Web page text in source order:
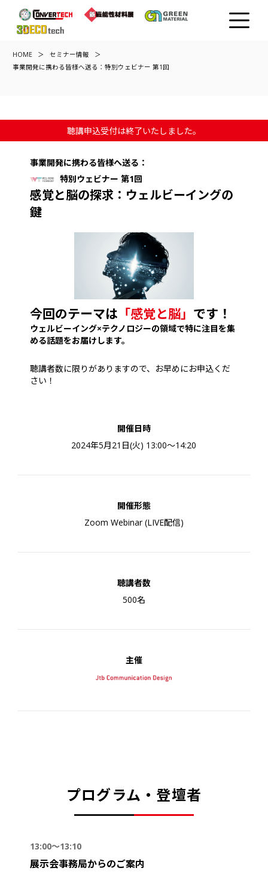
HOME
セミナー情報
事業開発に携わる皆様へ送る：特別ウェビナー 第1回
聴講申込受付は終了いたしました。
事業開発に携わる皆様へ送る：
特別ウェビナー 第1回
感覚と脳の探求：ウェルビーイングの
鍵
今回のテーマは 「感覚と脳」 です！
ウェルビーイング×テクノロジーの領域で特に注目を集
める話題をお届けします。
聴講者数に限りがありますので、お早めにお申込くだ
さい！
開催日時
2024年5月21日(火) 13:00～14:20
開催形態
Zoom Webinar (LIVE配信)
聴講者数
500名
主催
プログラム・登壇者
13:00～13:10
展示会事務局からのご案内